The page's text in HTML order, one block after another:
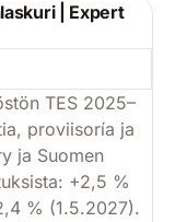
| Expert
TES 2025–
proviisoría ja
ja Suomen
+2,5 %
% (1.5.2027).